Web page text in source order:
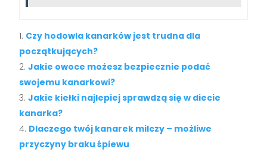
Czy hodowla kanarków jest trudna dla
początkujących?
Jakie owoce możesz bezpiecznie podać
swojemu kanarkowi?
Jakie kiełki najlepiej sprawdzą się w diecie
kanarka?
Dlaczego twój kanarek milczy – możliwe
przyczyny braku śpiewu